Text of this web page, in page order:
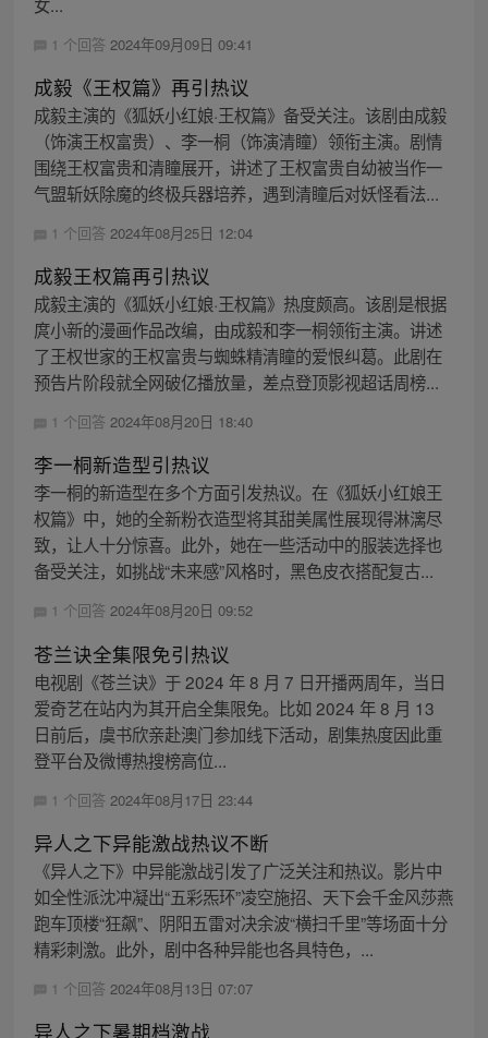
1 个回答 2024年09月09日 09:41
成毅《王权篇》再引热议
成毅主演的《狐妖小红娘·王权篇》备受关注。该剧由成毅
（饰演王权富贵）、李一桐（饰演清瞳）领衔主演。剧情
围绕王权富贵和清瞳展开，讲述了王权富贵自幼被当作一
气盟斩妖除魔的终极兵器培养，遇到清瞳后对妖怪看法...
1 个回答 2024年08月25日 12:04
成毅王权篇再引热议
成毅主演的《狐妖小红娘·王权篇》热度颇高。该剧是根据
庹小新的漫画作品改编，由成毅和李一桐领衔主演。讲述
了王权世家的王权富贵与蜘蛛精清瞳的爱恨纠葛。此剧在
预告片阶段就全网破亿播放量，差点登顶影视超话周榜...
1 个回答 2024年08月20日 18:40
李一桐新造型引热议
李一桐的新造型在多个方面引发热议。在《狐妖小红娘王
权篇》中，她的全新粉衣造型将其甜美属性展现得淋漓尽
致，让人十分惊喜。此外，她在一些活动中的服装选择也
备受关注，如挑战“未来感”风格时，黑色皮衣搭配复古...
1 个回答 2024年08月20日 09:52
苍兰诀全集限免引热议
电视剧《苍兰诀》于 2024 年 8 月 7 日开播两周年，当日
爱奇艺在站内为其开启全集限免。比如 2024 年 8 月 13
日前后，虞书欣亲赴澳门参加线下活动，剧集热度因此重
登平台及微博热搜榜高位...
1 个回答 2024年08月17日 23:44
异人之下异能激战热议不断
《异人之下》中异能激战引发了广泛关注和热议。影片中
如全性派沈冲凝出“五彩炁环”凌空施招、天下会千金风莎燕
跑车顶楼“狂飙”、阴阳五雷对决余波“横扫千里”等场面十分
精彩刺激。此外，剧中各种异能也各具特色，...
1 个回答 2024年08月13日 07:07
异人之下暑期档激战